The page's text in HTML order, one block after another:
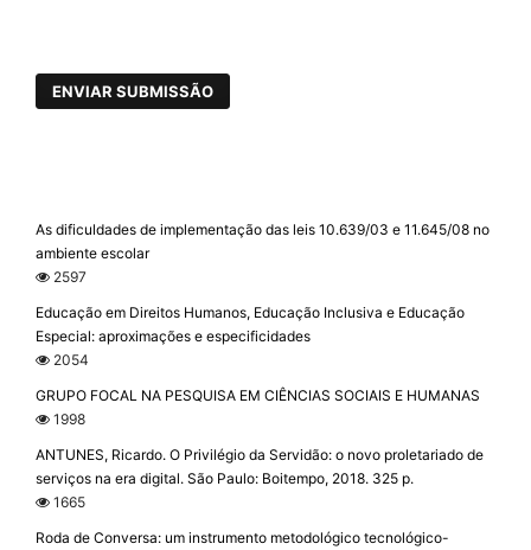
ENVIAR SUBMISSÃO
As dificuldades de implementação das leis 10.639/03 e 11.645/08 no
ambiente escolar
2597
Educação em Direitos Humanos, Educação Inclusiva e Educação
Especial: aproximações e especificidades
2054
GRUPO FOCAL NA PESQUISA EM CIÊNCIAS SOCIAIS E HUMANAS
1998
ANTUNES, Ricardo. O Privilégio da Servidão: o novo proletariado de
serviços na era digital. São Paulo: Boitempo, 2018. 325 p.
1665
Roda de Conversa: um instrumento metodológico tecnológico-